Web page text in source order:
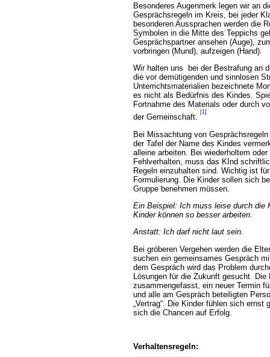
Besonderes Augenmerk legen wir an
Gesprächsregeln im Kreis, bei jeder
besonderen Aussprachen werden die
Symbolen in die Mitte des Teppichs
Gesprächspartner ansehen (Auge),
vorbringen (Mund), aufzeigen (Hand).
Wir halten uns bei der Bestrafung an
die vor demütigenden und sinnlosen
Unterrichtsmaterialien bezeichnete
es nicht als Bedürfnis des Kindes.
Fortnahme des Materials oder durch
der Gemeinschaft.
[1]
Bei Missachtung von
der Tafel der Name des Kindes
alleine arbeiten. Bei wiederholtem
Fehlverhalten, muss das KInd
Regeln einzuhalten sind. Wichtig ist
Formulierung. Die Kinder sollen sich
Gruppe benehmen müssen.
Ein Beispiel: Ich muss leise durch die
Kinder können so besser arbeiten.
Anstatt: Ich darf nicht laut sein.
Bei gröberen Vergehen werden die
suchen ein gemeinsames Gespräch
dem Gespräch wird das Problem
Lösungen für die Zukunft gesucht.
zusammengefasst, ein neuer Termin
und alle am Gespräch beteiligten
Vertrag“. Die Kinder fühlen sich ernst
sich die Chancen auf Erfolg.
Verhaltensregeln: